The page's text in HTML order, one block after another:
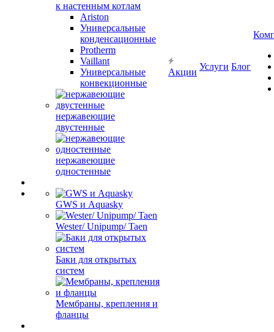
к настенным котлам
Ariston
Универсальные
конденсационные
Protherm
Vaillant
Универсальные
конвекционные
нержавеющие
двустенные
нержавеющие
одностенные
GWS и Aquasky
Wester/ Unipump/ Taen
Баки для открытых
систем
Мембраны, крепления и
фланцы
Акции
Услуги Блог